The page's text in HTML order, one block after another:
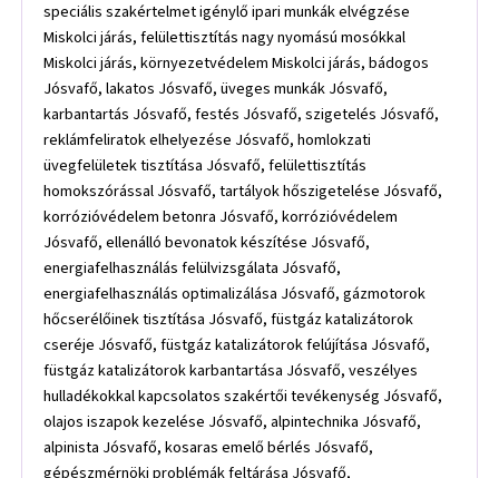
speciális szakértelmet igénylő ipari munkák elvégzése
Miskolci járás, felülettisztítás nagy nyomású mosókkal
Miskolci járás, környezetvédelem Miskolci járás, bádogos
Jósvafő, lakatos Jósvafő, üveges munkák Jósvafő,
karbantartás Jósvafő, festés Jósvafő, szigetelés Jósvafő,
reklámfeliratok elhelyezése Jósvafő, homlokzati
üvegfelületek tisztítása Jósvafő, felülettisztítás
homokszórással Jósvafő, tartályok hőszigetelése Jósvafő,
korrózióvédelem betonra Jósvafő, korrózióvédelem
Jósvafő, ellenálló bevonatok készítése Jósvafő,
energiafelhasználás felülvizsgálata Jósvafő,
energiafelhasználás optimalizálása Jósvafő, gázmotorok
hőcserélőinek tisztítása Jósvafő, füstgáz katalizátorok
cseréje Jósvafő, füstgáz katalizátorok felújítása Jósvafő,
füstgáz katalizátorok karbantartása Jósvafő, veszélyes
hulladékokkal kapcsolatos szakértői tevékenység Jósvafő,
olajos iszapok kezelése Jósvafő, alpintechnika Jósvafő,
alpinista Jósvafő, kosaras emelő bérlés Jósvafő,
gépészmérnöki problémák feltárása Jósvafő,